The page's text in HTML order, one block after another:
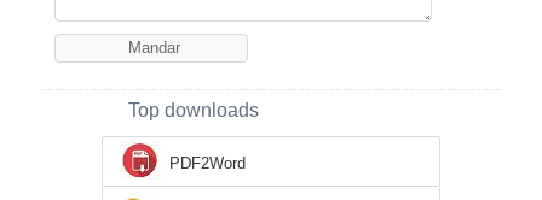
Top downloads
PDF2Word